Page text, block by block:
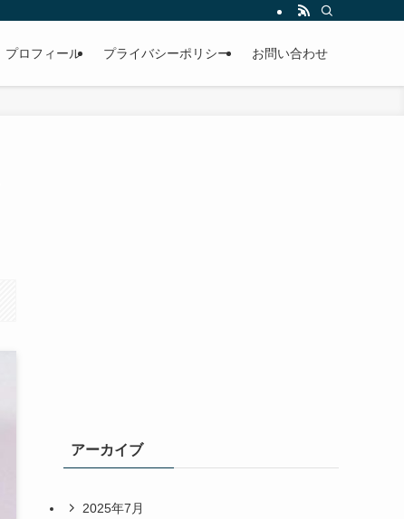
プロフィール プライバシーポリシー お問い合わせ
アーカイブ
2025年7月